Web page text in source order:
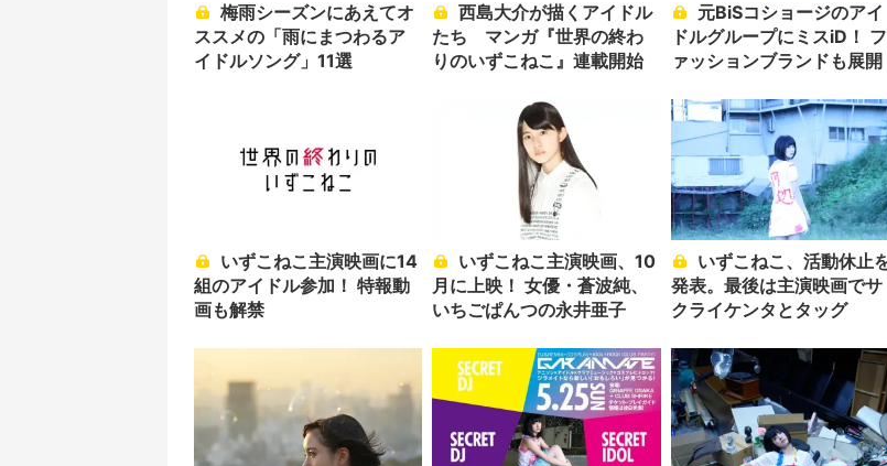
ススメの「雨にまつわるア
イドルソング」11選
西島大介が描くアイドル
たち マンガ『世界の終わ
りのいずこねこ』連載開始
ドルグループにミスiD！ フ
ァッションブランドも展開
組のアイドル参加！ 特報動
画も解禁
月に上映！ 女優・蒼波純、
いちごぱんつの永井亜子
発表。最後は主演映画でサ
クライケンタとタッグ